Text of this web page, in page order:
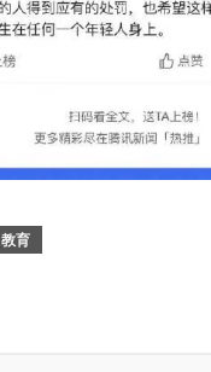
教育